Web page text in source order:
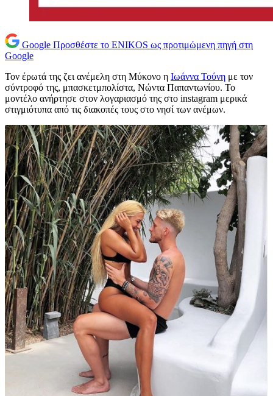
Google Προσθέστε το ENIKOS ως προτιμώμενη πηγή στη
Google
Τον έρωτά της ζει ανέμελη στη Μύκονο η Ιωάννα Τούνη με τον
σύντροφό της, μπασκετμπολίστα, Νώντα Παπαντωνίου. Το
μοντέλο ανήρτησε στον λογαριασμό της στο instagram μερικά
στιγμιότυπα από τις διακοπές τους στο νησί των ανέμων.